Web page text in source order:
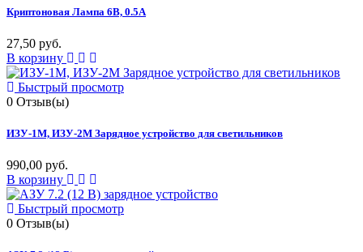
Криптоновая Лампа 6В, 0.5А
27,50 руб.
В корзину
Быстрый просмотр
0 Отзыв(ы)
ИЗУ-1М, ИЗУ-2М Зарядное устройство для светильников
990,00 руб.
В корзину
Быстрый просмотр
0 Отзыв(ы)